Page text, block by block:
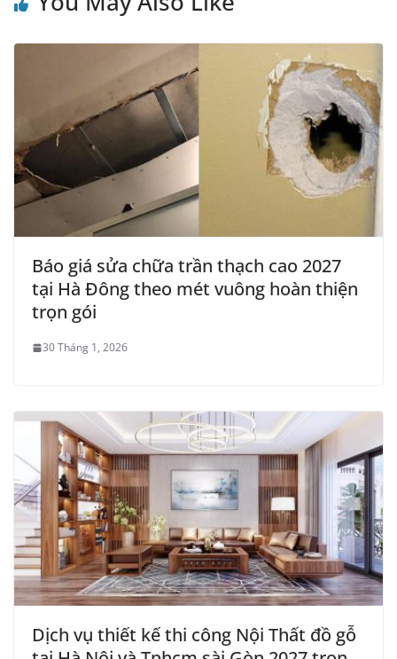
Báo giá sửa chữa trần thạch cao 2027
tại Hà Đông theo mét vuông hoàn thiện
trọn gói
30 Tháng 1, 2026
Dịch vụ thiết kế thi công Nội Thất đồ gỗ